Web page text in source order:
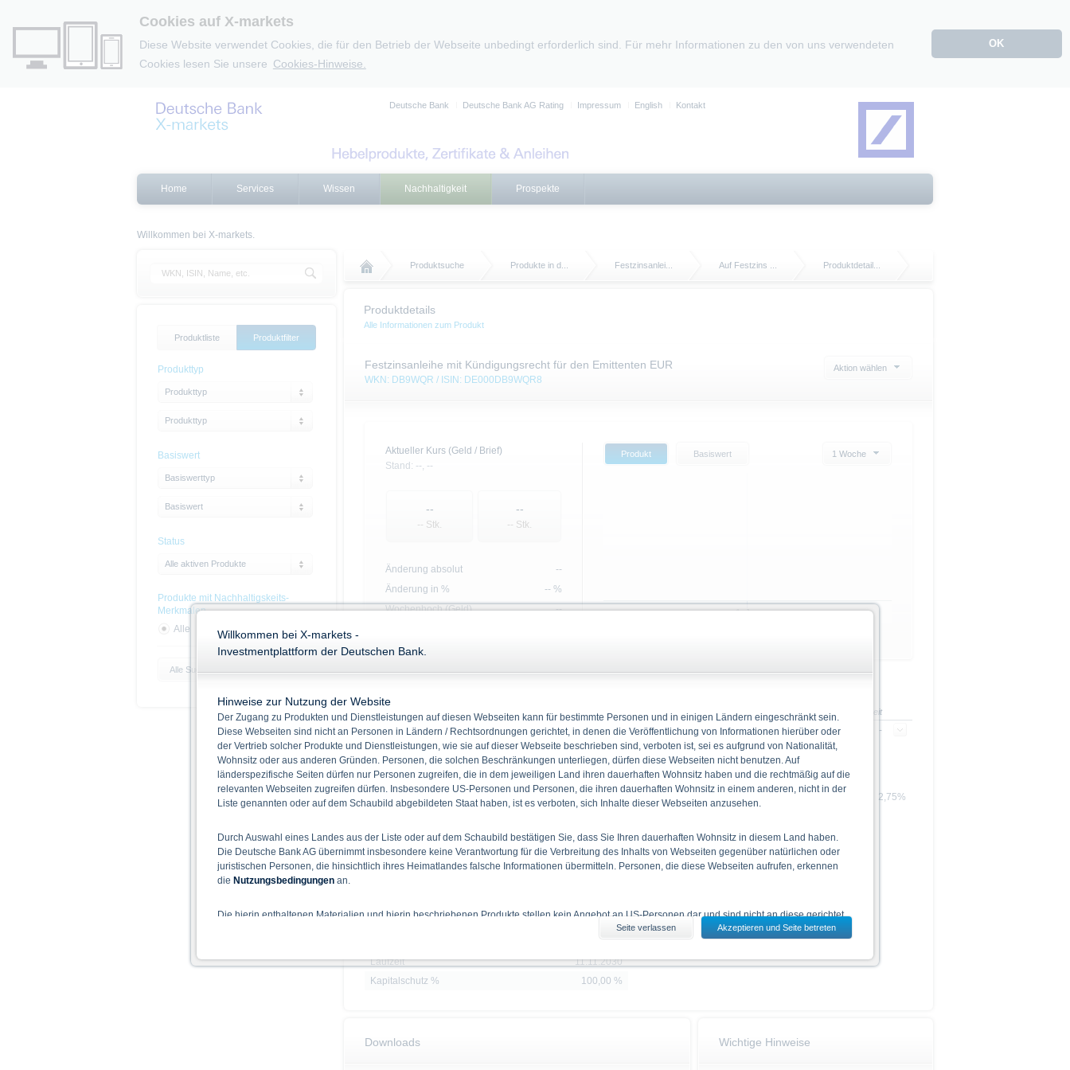
Cookies auf X-markets
Diese Website verwendet Cookies, die für den Betrieb der Webseite unbedingt erforderlich sind. Für mehr Informationen zu den von uns verwendeten
Cookies lesen Sie unsere Cookies-Hinweise.
OK
Deutsche Bank Deutsche Bank AG Rating Impressum English Kontakt
Home Services Wissen Nachhaltigkeit Prospekte
Willkommen bei X-markets.
Produktsuche Produkte in d... Festzinsanlei... Auf Festzins ... Produktdetail...
Produktdetails
Alle Informationen zum Produkt
Festzinsanleihe mit Kündigungsrecht für den Emittenten EUR
WKN: DB9WQR / ISIN: DE000DB9WQR8
Aktion wählen
Aktueller Kurs (Geld / Brief)
Stand: --, --
--
-- Stk.
--
-- Stk.
Änderung absolut
--
Änderung in %
-- %
Wochenhoch (Geld)
--
Produkt Basiswert 1 Woche
1. Jan
Name Akt. Kurs +/- +/- in % Zeit
Festzins EUR - - - -
Stammdaten
WKN
DB9WQR
Quanto
Nein
Bezugsverhältnis
1,00
Cash
Laufzeit
11.11.2030
Kapitalschutz %
100,00 %
Kennzahlen
Zinszahlung p.a. 2,75%
Downloads Wichtige Hinweise
Produktliste Produktfilter
Produkttyp
Produkttyp
Produkttyp
Basiswert
Basiswerttyp
Basiswert
Status
Alle aktiven Produkte
Produkte mit Nachhaltigskeits-
Merkmalen
Alle
Ja Nein
Alle Suchparameter zurücksetzen
Willkommen bei X-markets -
Investmentplattform der Deutschen Bank.
Hinweise zur Nutzung der Website
Der Zugang zu Produkten und Dienstleistungen auf diesen Webseiten kann für bestimmte Personen und in einigen Ländern eingeschränkt sein.
Diese Webseiten sind nicht an Personen in Ländern / Rechtsordnungen gerichtet, in denen die Veröffentlichung von Informationen hierüber oder
der Vertrieb solcher Produkte und Dienstleistungen, wie sie auf dieser Webseite beschrieben sind, verboten ist, sei es aufgrund von Nationalität,
Wohnsitz oder aus anderen Gründen. Personen, die solchen Beschränkungen unterliegen, dürfen diese Webseiten nicht benutzen. Auf
länderspezifische Seiten dürfen nur Personen zugreifen, die in dem jeweiligen Land ihren dauerhaften Wohnsitz haben und die rechtmäßig auf die
relevanten Webseiten zugreifen dürfen. Insbesondere US-Personen und Personen, die ihren dauerhaften Wohnsitz in einem anderen, nicht in der
Liste genannten oder auf dem Schaubild abgebildeten Staat haben, ist es verboten, sich Inhalte dieser Webseiten anzusehen.
Durch Auswahl eines Landes aus der Liste oder auf dem Schaubild bestätigen Sie, dass Sie Ihren dauerhaften Wohnsitz in diesem Land haben.
Die Deutsche Bank AG übernimmt insbesondere keine Verantwortung für die Verbreitung des Inhalts von Webseiten gegenüber natürlichen oder
juristischen Personen, die hinsichtlich ihres Heimatlandes falsche Informationen übermitteln. Personen, die diese Webseiten aufrufen, erkennen
die Nutzungsbedingungen an.
Die hierin enthaltenen Materialien und hierin beschriebenen Produkte stellen kein Angebot an US-Personen dar und sind nicht an diese gerichtet.
Der Zugang zu auf diesen Webseiten erhältlichen Informationen durch US-Personen und durch Personen, die in dem jeweils ausgewählten Land
Hinweise für die Nutzung des Informationsmaterials
Verkaufsdokument der Wertpapiere dar. Anleger können diese Dokumente unter www.xmarkets.de herunterladen. Vor einer Anlageentscheidung
sollten Anleger den Prospekt lesen, um die Risiken und Chancen einer Anlage in die Wertpapiere vollständig zu verstehen. Die Billigung des
Seite verlassen Akzeptieren und Seite betreten